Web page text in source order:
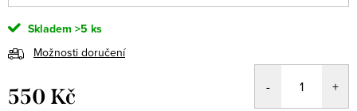
Skladem >5 ks
Možnosti doručení
550 Kč